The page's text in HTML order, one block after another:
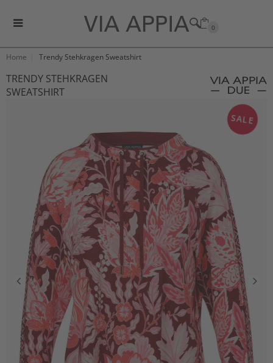
0
Home Trendy Stehkragen Sweatshirt
TRENDY STEHKRAGEN
SWEATSHIRT
SALE